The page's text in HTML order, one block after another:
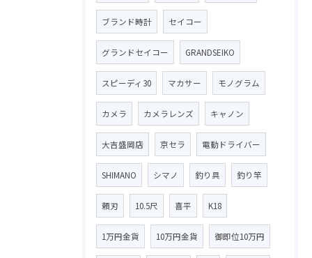
ブランド時計 セイコー
グランドセイコー GRANDSEIKO
スピーディ30 マカサー モノグラム
カメラ カメラレンズ キャノン
大吉盛岡店 京セラ 電動ドライバー
SHIMANO シマノ 釣り具 釣り竿
頼刃 10.5尺 喜平 K18
1万円金貨 10万円金貨 御即位10万円